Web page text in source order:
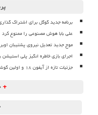
برنامه جدید گوگل برای اشتراک
علی بابا هوش مصنوعی را ممنوع کرد
موج جدید تعدیل نیروی پشتیبان
اجرای بازی خاطره انگیز پلی
جزئیات تازه از آیفون ۱۸ و اولین گوشی تاشو
+